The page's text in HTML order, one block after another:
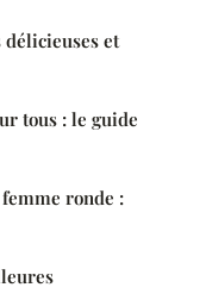
délicieuses et
tous : le guide
ronde :